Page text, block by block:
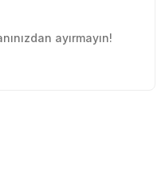
ayırmayın!